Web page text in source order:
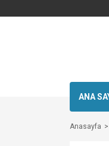
ANA
Anasayfa